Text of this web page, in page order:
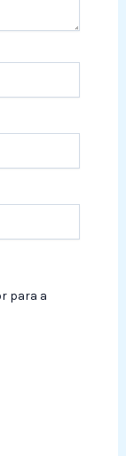
para a